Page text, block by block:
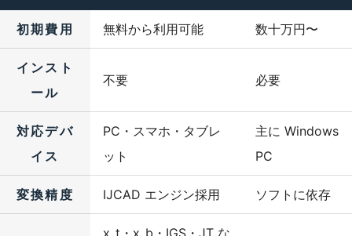
初期費用 無料から利用可能 数十万円〜
インスト
ール
不要 必要
対応デバ
イス
PC・スマホ・タブレ
ット
主に Windows
PC
変換精度 IJCAD エンジン採用 ソフトに依存
x_t・x_b・IGS・JT な